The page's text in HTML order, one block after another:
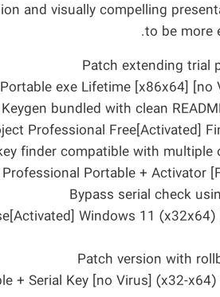
and visually compelling
to be more
Patch extending trial
exe Lifetime [x86x64] [no
Keygen bundled with clean
Professional Free[Activated]
finder compatible with multiple
Portable + Activator
Bypass serial check
Windows 11
Patch version with
+ Serial Key [no Virus] (x32-x64)